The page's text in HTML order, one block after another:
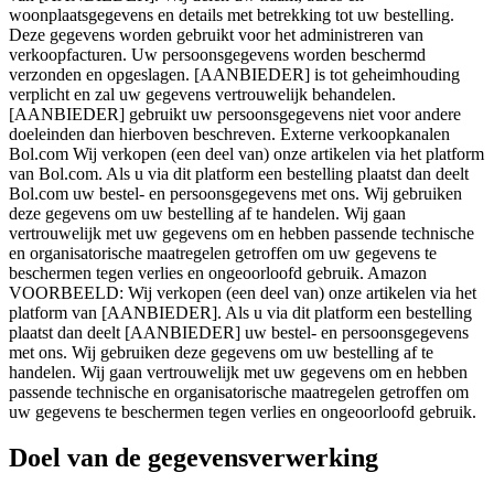
woonplaatsgegevens en details met betrekking tot uw bestelling.
Deze gegevens worden gebruikt voor het administreren van
verkoopfacturen. Uw persoonsgegevens worden beschermd
verzonden en opgeslagen. [AANBIEDER] is tot geheimhouding
verplicht en zal uw gegevens vertrouwelijk behandelen.
[AANBIEDER] gebruikt uw persoonsgegevens niet voor andere
doeleinden dan hierboven beschreven. Externe verkoopkanalen
Bol.com Wij verkopen (een deel van) onze artikelen via het platform
van Bol.com. Als u via dit platform een bestelling plaatst dan deelt
Bol.com uw bestel- en persoonsgegevens met ons. Wij gebruiken
deze gegevens om uw bestelling af te handelen. Wij gaan
vertrouwelijk met uw gegevens om en hebben passende technische
en organisatorische maatregelen getroffen om uw gegevens te
beschermen tegen verlies en ongeoorloofd gebruik. Amazon
VOORBEELD: Wij verkopen (een deel van) onze artikelen via het
platform van [AANBIEDER]. Als u via dit platform een bestelling
plaatst dan deelt [AANBIEDER] uw bestel- en persoonsgegevens
met ons. Wij gebruiken deze gegevens om uw bestelling af te
handelen. Wij gaan vertrouwelijk met uw gegevens om en hebben
passende technische en organisatorische maatregelen getroffen om
uw gegevens te beschermen tegen verlies en ongeoorloofd gebruik.
Doel van de gegevensverwerking